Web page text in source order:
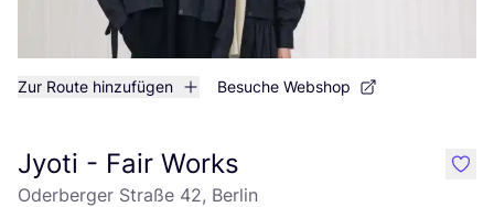
Zur Route hinzufügen Besuche Webshop
Jyoti - Fair Works
Oderberger Straße 42, Berlin
like